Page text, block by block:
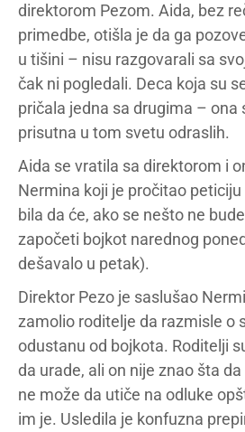
direktorom Pezom. Aida, bez
primedbe, otišla je da ga
u tišini – nisu razgovarali sa
čak ni pogledali. Deca koja su
pričala jedna sa drugima – ona
prisutna u tom svetu odraslih.
Aida se vratila sa direktorom i
Nermina koji je pročitao
bila da će, ako se nešto ne
započeti bojkot narednog
dešavalo u petak).
Direktor Pezo je saslušao
zamolio roditelje da razmisle o
odustanu od bojkota. Roditelji
da urade, ali on nije znao šta
ne može da utiče na odluke
im je. Usledila je konfuzna